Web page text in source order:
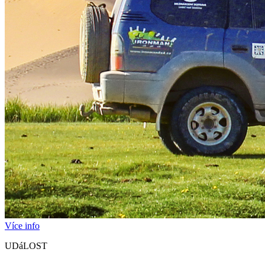
Více info
UDáLOST